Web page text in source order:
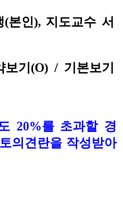
본인), 지도교수 서
보기(O) / 기본보기
20%를 초과할 경
의견란을 작성받아